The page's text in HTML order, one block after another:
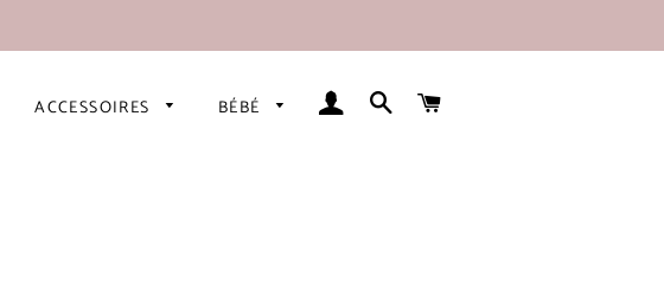
ACCESSOIRES BÉBÉ SE CONNECTER
RECHERCHER